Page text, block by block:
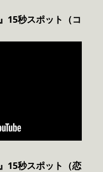
15秒スポット（コ
15秒スポット（恋